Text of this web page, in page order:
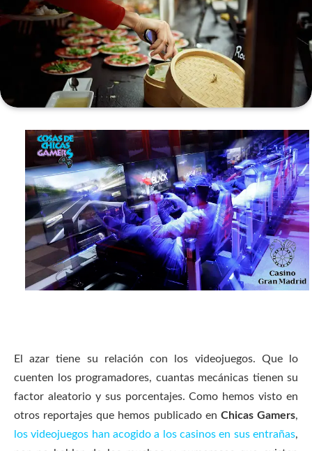
El azar tiene su relación con los videojuegos. Que lo
cuenten los programadores, cuantas mecánicas tienen su
factor aleatorio y sus porcentajes. Como hemos visto en
otros reportajes que hemos publicado en Chicas Gamers,
los videojuegos han acogido a los casinos en sus entrañas,